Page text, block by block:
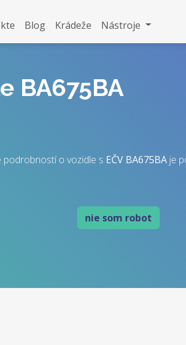
Blog Krádeže Nástroje
BA675BA
podrobností o vozidle s EČV BA675BAje
nie som robot